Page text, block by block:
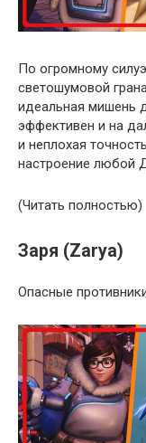
По огромному
светошумовой
идеальная мишень
эффективен и на
и неплохая
настроение любой
(Читать полностью)
Заря (Zarya)
Опасные